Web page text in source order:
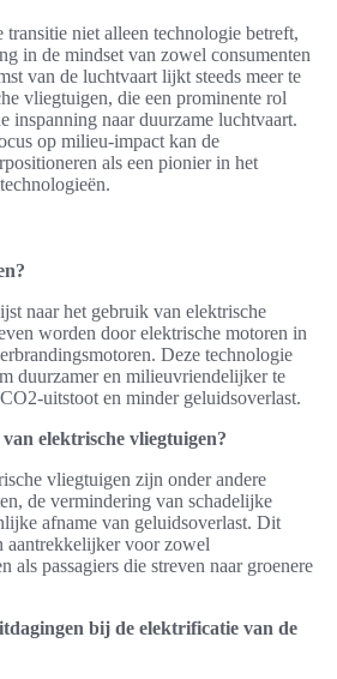
niet alleen technologie betreft,
in de mindset van zowel consumenten
van de luchtvaart lijkt steeds meer te
vliegtuigen, die een prominente rol
inspanning naar duurzame luchtvaart.
op milieu-impact kan de
als een pionier in het
naar het gebruik van elektrische
worden door elektrische motoren in
Deze technologie
duurzamer en milieuvriendelijker te
uitstoot en minder geluidsoverlast.
elektrische vliegtuigen?
vliegtuigen zijn onder andere
de vermindering van schadelijke
afname van geluidsoverlast. Dit
aantrekkelijker voor zowel
als passagiers die streven naar groenere
bij de elektrificatie van de